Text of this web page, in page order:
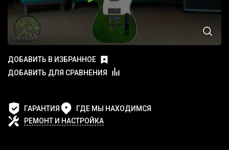
ДОБАВИТЬ В ИЗБРАННОЕ
ДОБАВИТЬ ДЛЯ СРАВНЕНИЯ
ГАРАНТИЯ
ГДЕ МЫ НАХОДИМСЯ
РЕМОНТ И НАСТРОЙКА